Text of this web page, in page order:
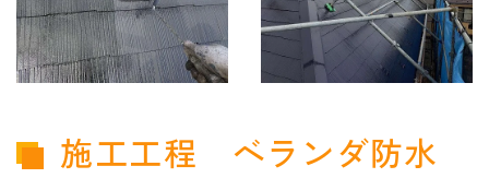
施工工程 ベランダ防水